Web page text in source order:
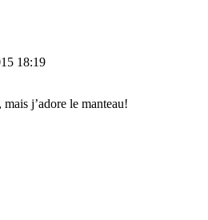
18:19
j’adore le manteau!